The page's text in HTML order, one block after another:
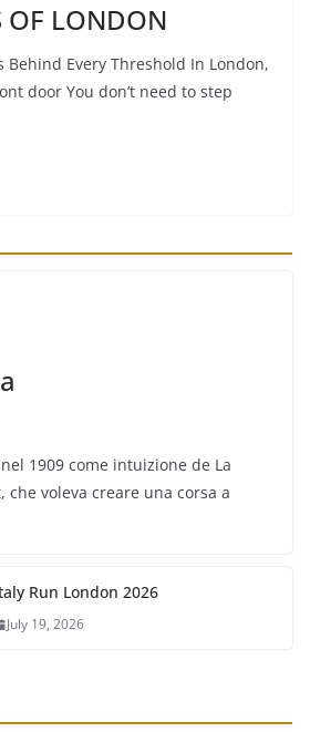
OF LONDON
Every Threshold In London,
door You don’t need to step
1909 come intuizione de La
che voleva creare una corsa a
Run London 2026
July 19, 2026